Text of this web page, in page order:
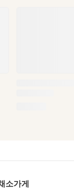
소가게